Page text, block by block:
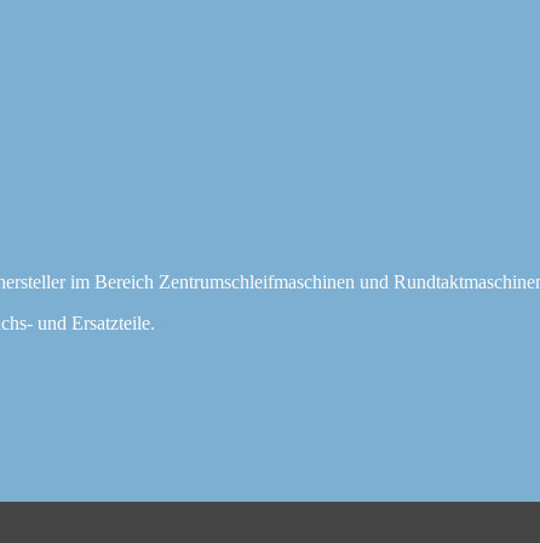
im Bereich Zentrumschleifmaschinen und
und Ersatzteile.